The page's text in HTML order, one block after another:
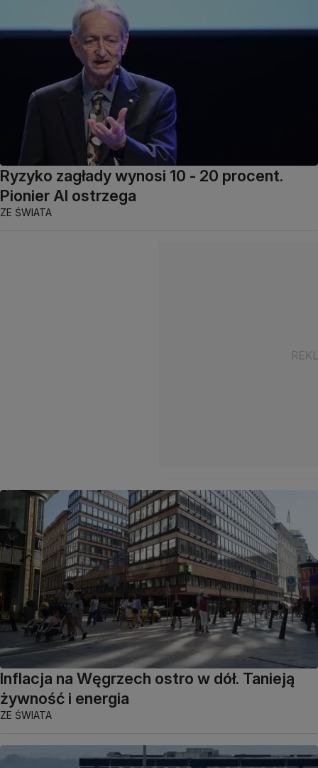
Ryzyko zagłady wynosi 10 - 20 procent.
Pionier AI ostrzega
ZE ŚWIATA
Inflacja na Węgrzech ostro w dół. Tanieją
żywność i energia
ZE ŚWIATA